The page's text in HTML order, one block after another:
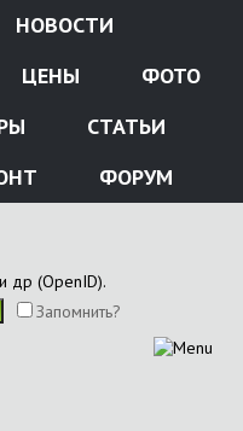
НОВОСТИ
ЦЕНЫ
ФОТО
СТАТЬИ
ФОРУМ
др (OpenID).
Запомнить?